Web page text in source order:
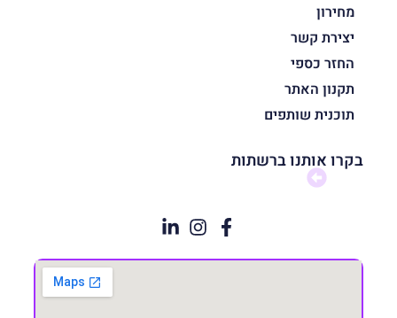
מחירון
יצירת קשר
החזר כספי
תקנון האתר
תוכנית שותפים
בקרו אותנו ברשתות